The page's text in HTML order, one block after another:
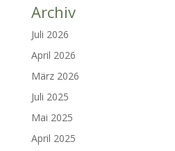
Archiv
Juli 2026
April 2026
März 2026
Juli 2025
Mai 2025
April 2025